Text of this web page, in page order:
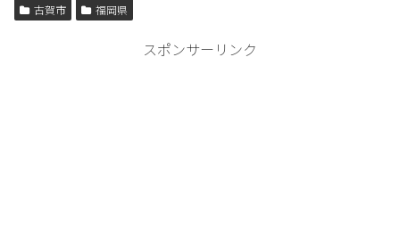
古賀市 福岡県
スポンサーリンク